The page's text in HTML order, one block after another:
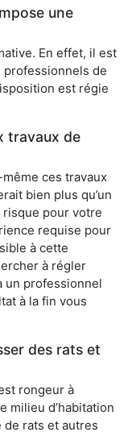
une
En effet, il est
de
est régie
travaux de
ces travaux
bien plus qu’un
pour votre
requise pour
à cette
à régler
un professionnel
à la fin vous
des rats et
rongeur à
milieu d’habitation
de rats et autres